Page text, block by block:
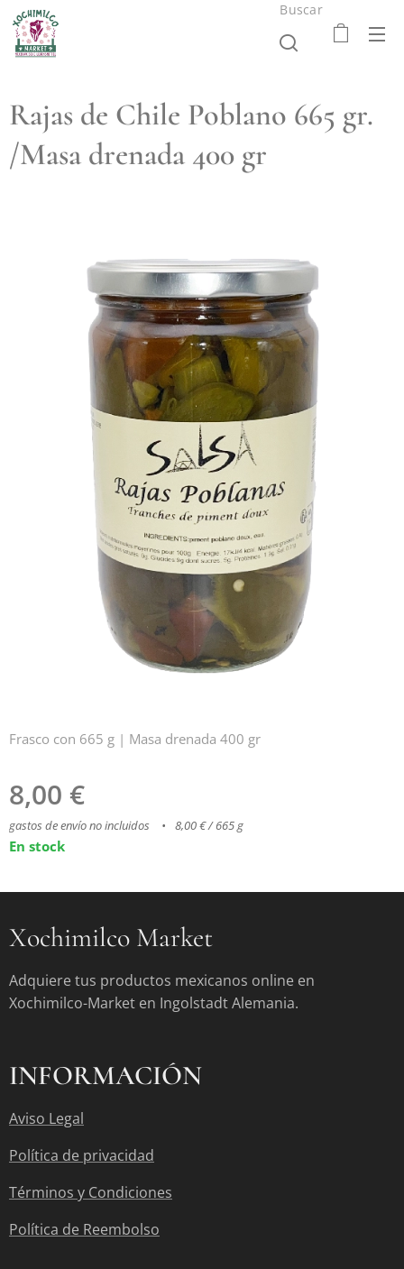
Buscar
Rajas de Chile Poblano 665 gr.
/Masa drenada 400 gr
Frasco con 665 g | Masa drenada 400 gr
8,00 €
gastos de envío no incluidos 8,00 € / 665 g
En stock
Xochimilco Market
Adquiere tus productos mexicanos online en
Xochimilco-Market en Ingolstadt Alemania.
INFORMACIÓN
Aviso Legal
Política de privacidad
Términos y Condiciones
Política de Reembolso